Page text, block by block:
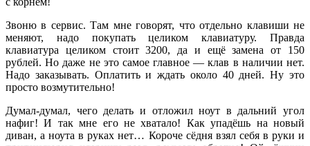
Звоню в сервис. Там мне говорят, что отдельно клавиши не
меняют, надо покупать целиком клавиатуру. Правда
клавиатура целиком стоит 3200, да и ещё замена от 150
рублей. Но даже не это самое главное — клав в наличии нет.
Надо заказывать. Оплатить и ждать около 40 дней. Ну это
просто возмутительно!
Думал-думал, чего делать и отложил ноут в дальний угол
нафиг! И так мне его не хватало! Как упадёшь на новый
диван, а ноута в руках нет… Короче сёдня взял себя в руки и